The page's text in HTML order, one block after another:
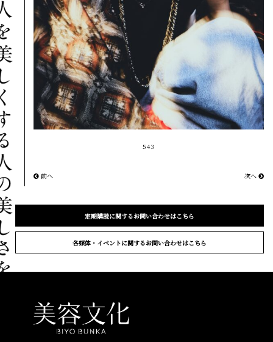
543
前へ 次へ
定期購読に関するお問い合わせはこちら
各媒体・イベントに関するお問い合わせはこちら